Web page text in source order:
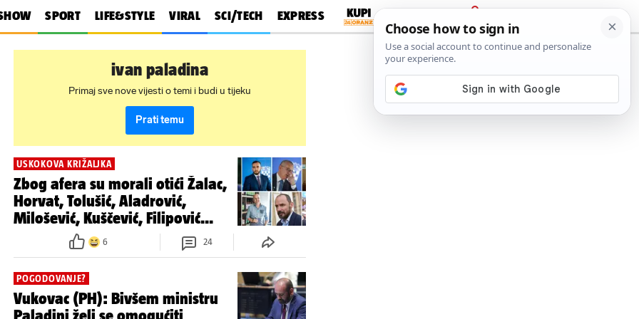
SPORT LIFE&STYLE VIRAL SCI/TECH EXPRESS
PRIJAVA
ivan paladina
Primaj sve nove vijesti o temi i budi u tijeku
Prati temu
USKOKOVA KRIŽALJKA
Zbog afera su morali otići Žalac,
Horvat, Tolušić, Aladrović,
Milošević, Kuščević, Filipović...
6 24
POGODOVANJE?
Vukovac (PH): Bivšem ministru